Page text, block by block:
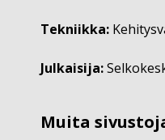
Tekniikka:
Julkaisija:
Muita